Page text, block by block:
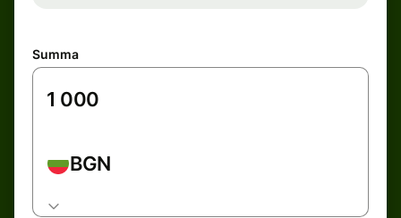
Summa
BGN